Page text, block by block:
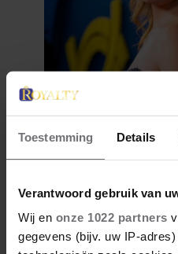
Toestemming Details
Verantwoord gebruik van
Wij en onze 1022 partners
gegevens (bijv. uw IP-
28 april 2026
DÍT ZIJN